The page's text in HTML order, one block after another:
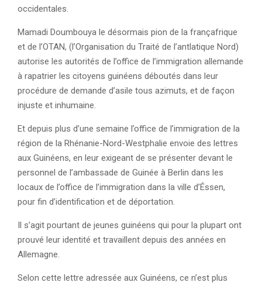
occidentales.
Mamadi Doumbouya le désormais pion de la françafrique
et de l’OTAN, (l’Organisation du Traité de l’antlatique Nord)
autorise les autorités de l’office de l’immigration allemande
à rapatrier les citoyens guinéens déboutés dans leur
procédure de demande d’asile tous azimuts, et de façon
injuste et inhumaine.
Et depuis plus d’une semaine l’office de l’immigration de la
région de la Rhénanie-Nord-Westphalie envoie des lettres
aux Guinéens, en leur exigeant de se présenter devant le
personnel de l’ambassade de Guinée à Berlin dans les
locaux de l’office de l’immigration dans la ville d’Éssen,
pour fin d’identification et de déportation.
Il s’agit pourtant de jeunes guinéens qui pour la plupart ont
prouvé leur identité et travaillent depuis des années en
Allemagne.
Selon cette lettre adressée aux Guinéens, ce n’est plus